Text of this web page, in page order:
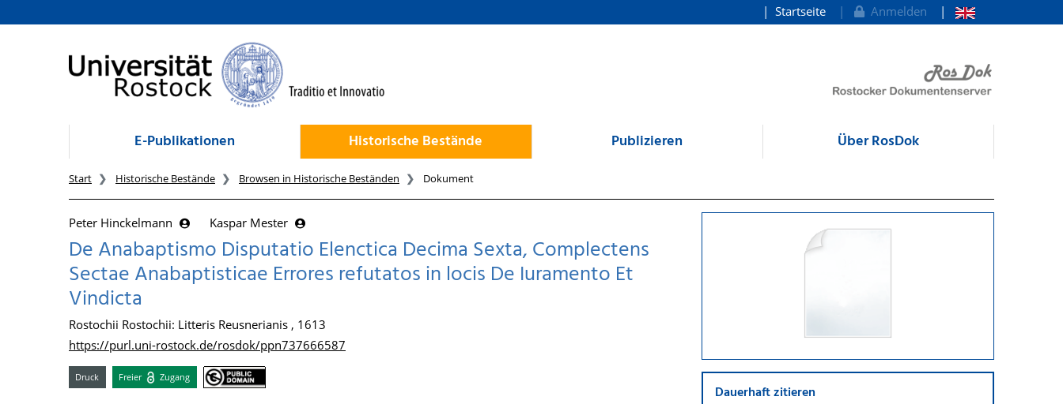
zum Inhalt
Startseite Anmelden
E-Publikationen Historische Bestände Publizieren Über RosDok
Start Historische Bestände Browsen in Historische Beständen Dokument
Peter Hinckelmann Kaspar Mester
De Anabaptismo Disputatio Elenctica Decima Sexta, Complectens
Sectae Anabaptisticae Errores refutatos in locis De Iuramento Et
Vindicta
Rostochii Rostochii: Litteris Reusnerianis , 1613
https://purl.uni-rostock.de/rosdok/ppn737666587
Druck Freier Zugang
Dauerhaft zitieren